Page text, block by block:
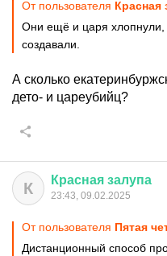
От пользователя Красная
Они ещё и царя хлопнули,
создавали.
А сколько
дето- и цареубийц?
К Красная залупа
23:43, 09.02.2025
От пользователя Пятая
Дистанционный способ